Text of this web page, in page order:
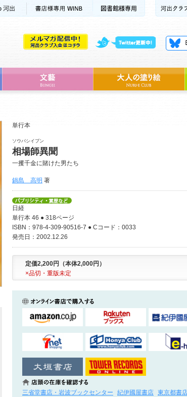
単行本
ソウバシイブン
相場師異聞
一攫千金に賭けた男たち
鍋島 高明 著
日経
単行本 46 ● 318ページ
ISBN：978-4-309-90516-7 ● Cコード：0033
発売日：2002.12.26
定価2,200円（本体2,000円）
×品切・重版未定
三省堂書店・岩波ブックセンター 紀伊國屋書店 東京都書